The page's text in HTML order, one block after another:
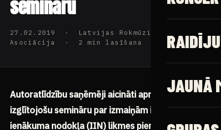
JAUNĀ
semināru
27.02.2019 · Latvijas Rokmūzikas
Asociācija · 2 min lasīšana
Autoratlīdzību saņēmēji aicināti apmeklēt
izglītojošu semināru par izmaiņām iedzīvotāju
ienākuma nodokļa (IIN) likmes piemērošanā